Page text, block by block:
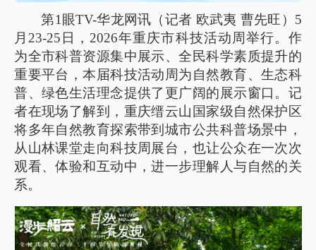
第1眼TV-华龙网讯（记者 欧武夷 曹先旺）5
月23-25日，2026年重庆市科技活动周举行。作
为全市科普资源集中展示、全民科学素质提升的
重要平台，本届科技活动周为自然教育、生态科
普、绿色生活理念提供了更广阔的展示窗口。记
者在现场了解到，重庆缙云山国家级自然保护区
将多年自然教育探索带到城市公共科普场景中，
从山林课堂走向科技周展台，也让公众在一次次
观看、体验和互动中，进一步理解人与自然的关
系。